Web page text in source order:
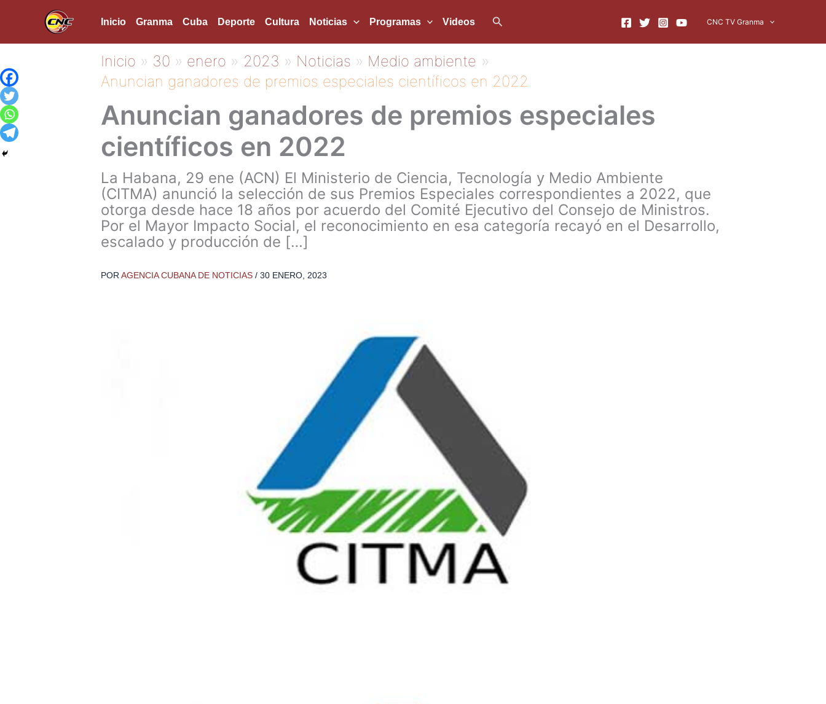
Inicio Granma Cuba Deporte Cultura Noticias Programas Videos Buscar CNC TV Granma
Inicio 30 enero 2023 Noticias
Medio ambiente
Anuncian ganadores de premios especiales científicos en 2022
Anuncian ganadores de premios especiales
científicos en 2022
La Habana, 29 ene (ACN) El Ministerio de Ciencia, Tecnología y Medio Ambiente
(CITMA) anunció la selección de sus Premios Especiales correspondientes a 2022, que
otorga desde hace 18 años por acuerdo del Comité Ejecutivo del Consejo de Ministros.
Por el Mayor Impacto Social, el reconocimiento en esa categoría recayó en el Desarrollo,
escalado y producción de […]
POR AGENCIA CUBANA DE NOTICIAS / 30 ENERO, 2023